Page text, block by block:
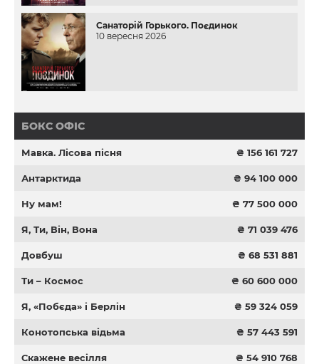
Санаторій Горького. Поєдинок
10 вересня 2026
БОКС ОФІС
Мавка. Лісова пісня ₴ 156 161 727
Антарктида ₴ 94 100 000
Ну мам! ₴ 77 500 000
Я, Ти, Він, Вона ₴ 71 039 476
Довбуш ₴ 68 531 881
Ти – Космос ₴ 60 600 000
Я, «Побєда» і Берлін ₴ 59 324 059
Конотопська відьма ₴ 57 443 591
Скажене весілля ₴ 54 910 768